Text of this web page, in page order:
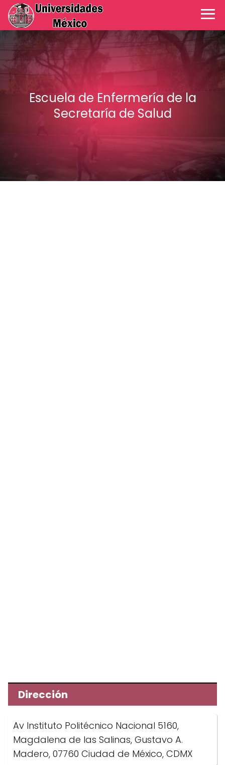
Escuela de Enfermería de la
Secretaría de Salud
Dirección
Av Instituto Politécnico Nacional 5160,
Magdalena de las Salinas, Gustavo A.
Madero, 07760 Ciudad de México, CDMX